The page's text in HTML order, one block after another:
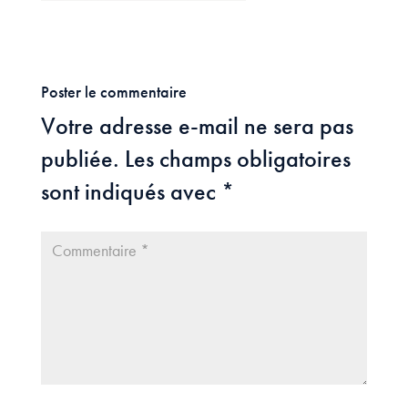
Poster le commentaire
Votre adresse e-mail ne sera pas
publiée. Les champs obligatoires
sont indiqués avec *